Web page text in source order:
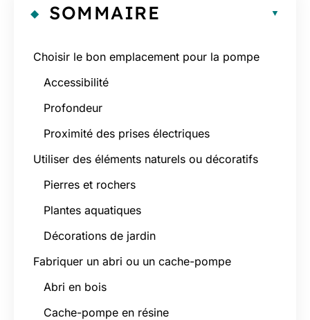
SOMMAIRE
Choisir le bon emplacement pour la pompe
Accessibilité
Profondeur
Proximité des prises électriques
Utiliser des éléments naturels ou décoratifs
Pierres et rochers
Plantes aquatiques
Décorations de jardin
Fabriquer un abri ou un cache-pompe
Abri en bois
Cache-pompe en résine